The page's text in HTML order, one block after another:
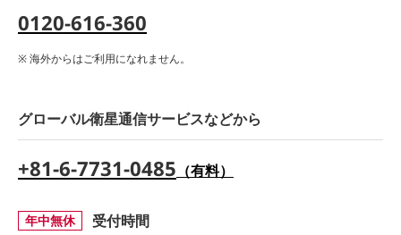
0120-616-360
海外からはご利用になれません。
グローバル衛星通信サービスなどから
+81-6-7731-0485 （有料）
年中無休 受付時間